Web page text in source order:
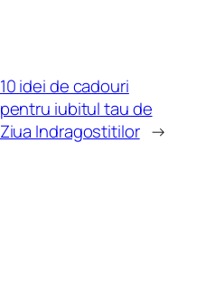
10 idei de cadouri
pentru iubitul tau de
Ziua Indragostitilor →